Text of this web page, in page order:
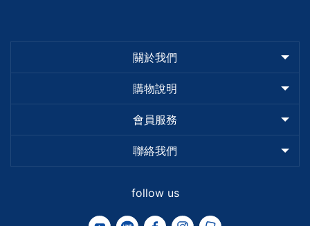
關於我們
購物說明
會員服務
聯絡我們
follow us